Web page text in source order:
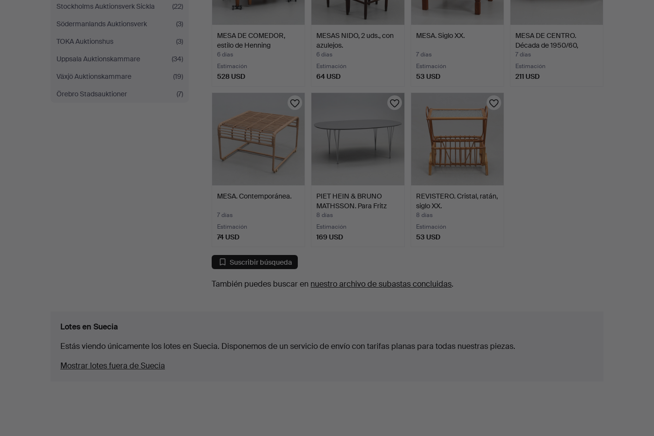
Stockholms Auktionsverk Sickla
(22)
Södermanlands Auktionsverk
(3)
TOKA Auktionshus
(3)
Uppsala Auktionskammare
(34)
Växjö Auktionskammare
(19)
Örebro Stadsauktioner
(7)
MESA DE COMEDOR,
estilo de Henning
Kjaernu…
6 días
Estimación
528 USD
MESAS NIDO, 2 uds., con
azulejos.
6 días
Estimación
64 USD
MESA. Siglo XX.
7 días
Estimación
53 USD
MESA DE CENTRO.
Década de 1950/60,
marcada…
7 días
Estimación
211 USD
MESA. Contemporánea.
7 días
Estimación
74 USD
PIET HEIN & BRUNO
MATHSSON. Para Fritz
Han…
8 días
Estimación
169 USD
REVISTERO. Cristal, ratán,
siglo XX.
8 días
Estimación
53 USD
Suscribir búsqueda
También puedes buscar en nuestro archivo de subastas concluidas.
Lotes en Suecia
Estás viendo únicamente los lotes en Suecia. Disponemos de un servicio de envío con tarifas planas para todas nuestras piezas.
Mostrar lotes fuera de Suecia